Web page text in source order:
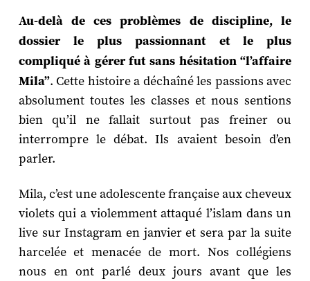
Au-delà de ces problèmes de discipline, le
dossier le plus passionnant et le plus
compliqué à gérer fut sans hésitation “l’affaire
Mila”. Cette histoire a déchaîné les passions avec
absolument toutes les classes et nous sentions
bien qu’il ne fallait surtout pas freiner ou
interrompre le débat. Ils avaient besoin d’en
parler.
Mila, c’est une adolescente française aux cheveux
violets qui a violemment attaqué l’islam dans un
live sur Instagram en janvier et sera par la suite
harcelée et menacée de mort. Nos collégiens
nous en ont parlé deux jours avant que les